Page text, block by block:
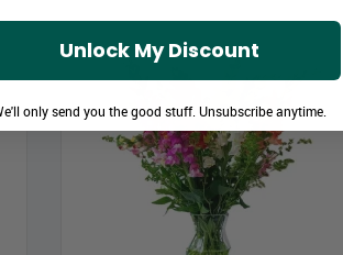
Unlock My Discount
only send you the good stuff. Unsubscribe anytime.